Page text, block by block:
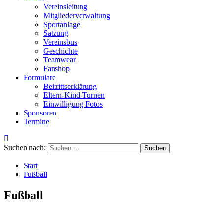
Vereinsleitung
Mitgliederverwaltung
Sportanlage
Satzung
Vereinsbus
Geschichte
Teamwear
Fanshop
Formulare
Beitrittserklärung
Eltern-Kind-Turnen
Einwilligung Fotos
Sponsoren
Termine
Suchen nach:
Start
Fußball
Fußball